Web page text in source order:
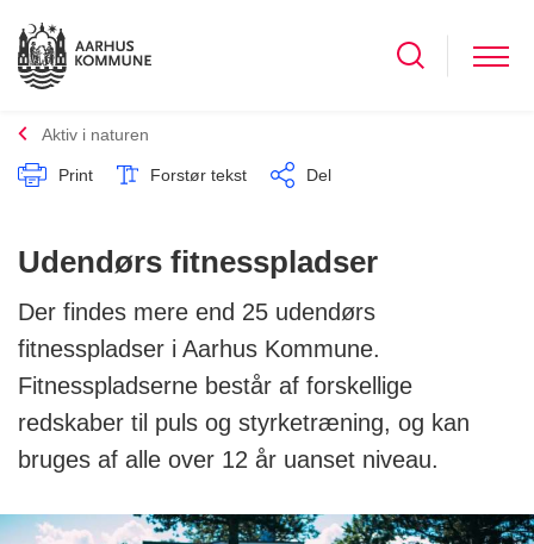
Aktiv i naturen
Print Forstør tekst Del
Udendørs fitnesspladser
Der findes mere end 25 udendørs
fitnesspladser i Aarhus Kommune.
Fitnesspladserne består af forskellige
redskaber til puls og styrketræning, og kan
bruges af alle over 12 år uanset niveau.